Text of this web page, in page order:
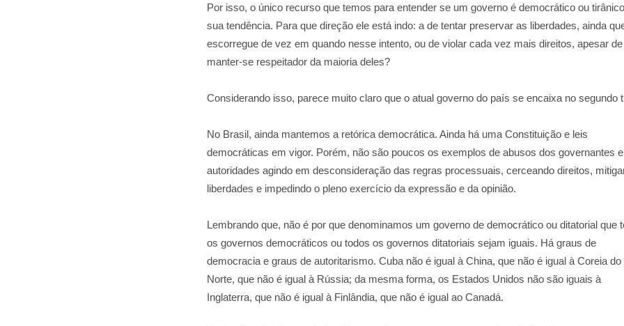
Por isso, o único recurso que temos para entender se um governo é democrático ou
sua tendência. Para que direção ele está indo: a de tentar preservar as liberdades, ainda
escorregue de vez em quando nesse intento, ou de violar cada vez mais direitos, apesar de
manter-se respeitador da maioria deles?
Considerando isso, parece muito claro que o atual governo do país se encaixa no segundo
No Brasil, ainda mantemos a retórica democrática. Ainda há uma Constituição e leis
democráticas em vigor. Porém, não são poucos os exemplos de abusos dos governantes e
autoridades agindo em desconsideração das regras processuais, cerceando direitos,
liberdades e impedindo o pleno exercício da expressão e da opinião.
Lembrando que, não é por que denominamos um governo de democrático ou ditatorial que
os governos democráticos ou todos os governos ditatoriais sejam iguais. Há graus de
democracia e graus de autoritarismo. Cuba não é igual à China, que não é igual à Coreia do
Norte, que não é igual à Rússia; da mesma forma, os Estados Unidos não são iguais à
Inglaterra, que não é igual à Finlândia, que não é igual ao Canadá.